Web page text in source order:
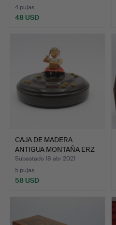
4 pujas
48 USD
CAJA DE MADERA
ANTIGUA MONTAÑA ERZ
WENDT A…
Subastado 18 abr 2021
5 pujas
58 USD